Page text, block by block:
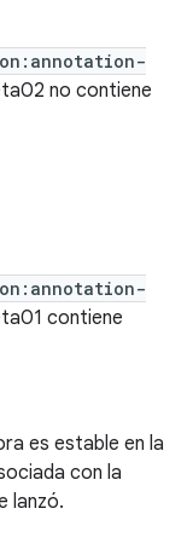
no contiene
contiene
es estable en la
con la
lanzó.